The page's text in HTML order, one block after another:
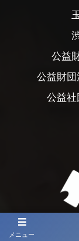
メニュー
公益
公益財
公益社